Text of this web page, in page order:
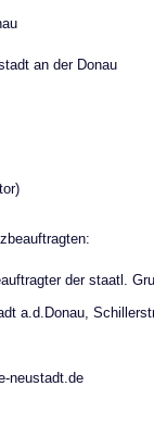
an der Donau
der staatl.
a.d.Donau,
neustadt.de